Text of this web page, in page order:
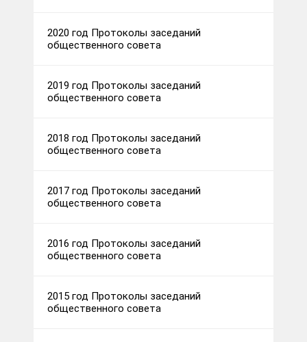
2020 год Протоколы заседаний
общественного совета
2019 год Протоколы заседаний
общественного совета
2018 год Протоколы заседаний
общественного совета
2017 год Протоколы заседаний
общественного совета
2016 год Протоколы заседаний
общественного совета
2015 год Протоколы заседаний
общественного совета